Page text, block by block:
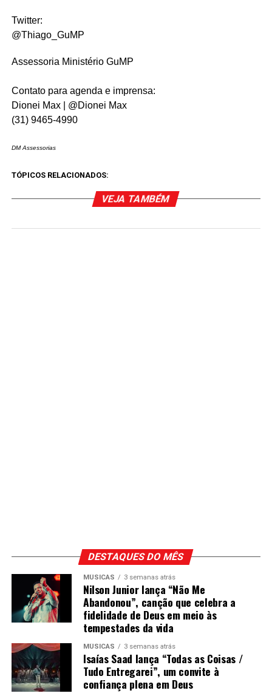
Twitter:
@Thiago_GuMP
Assessoria Ministério GuMP
Contato para agenda e imprensa:
Dionei Max | @Dionei Max
(31) 9465-4990
DM Assessorias
TÓPICOS RELACIONADOS:
VEJA TAMBÉM
DESTAQUES DO MÊS
MÚSICAS 3 semanas atrás
Nilson Junior lança “Não Me
Abandonou”, canção que celebra a
fidelidade de Deus em meio às
tempestades da vida
MÚSICAS 3 semanas atrás
Isaías Saad lança “Todas as Coisas /
Tudo Entregarei”, um convite à
confiança plena em Deus